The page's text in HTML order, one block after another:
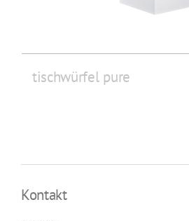
tischwürfel pure
Kontakt